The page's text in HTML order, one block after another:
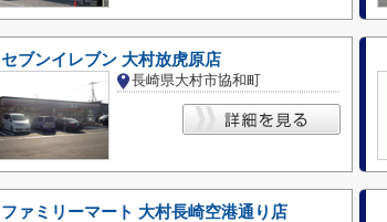
セブンイレブン 大村放虎原店
長崎県大村市協和町
ファミリーマート 大村長崎空港通り店